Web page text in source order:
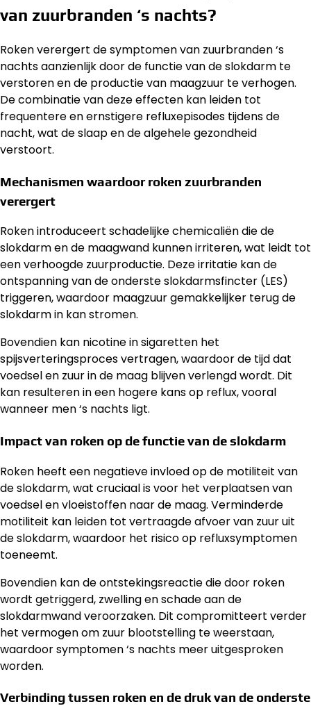
van zuurbranden ‘s nachts?
Roken verergert de symptomen van zuurbranden ‘s
nachts aanzienlijk door de functie van de slokdarm te
verstoren en de productie van maagzuur te verhogen.
De combinatie van deze effecten kan leiden tot
frequentere en ernstigere refluxepisodes tijdens de
nacht, wat de slaap en de algehele gezondheid
verstoort.
Mechanismen waardoor roken zuurbranden
verergert
Roken introduceert schadelijke chemicaliën die de
slokdarm en de maagwand kunnen irriteren, wat leidt tot
een verhoogde zuurproductie. Deze irritatie kan de
ontspanning van de onderste slokdarmsfincter (LES)
triggeren, waardoor maagzuur gemakkelijker terug de
slokdarm in kan stromen.
Bovendien kan nicotine in sigaretten het
spijsverteringsproces vertragen, waardoor de tijd dat
voedsel en zuur in de maag blijven verlengd wordt. Dit
kan resulteren in een hogere kans op reflux, vooral
wanneer men ‘s nachts ligt.
Impact van roken op de functie van de slokdarm
Roken heeft een negatieve invloed op de motiliteit van
de slokdarm, wat cruciaal is voor het verplaatsen van
voedsel en vloeistoffen naar de maag. Verminderde
motiliteit kan leiden tot vertraagde afvoer van zuur uit
de slokdarm, waardoor het risico op refluxsymptomen
toeneemt.
Bovendien kan de ontstekingsreactie die door roken
wordt getriggerd, zwelling en schade aan de
slokdarmwand veroorzaken. Dit compromitteert verder
het vermogen om zuur blootstelling te weerstaan,
waardoor symptomen ‘s nachts meer uitgesproken
worden.
Verbinding tussen roken en de druk van de onderste